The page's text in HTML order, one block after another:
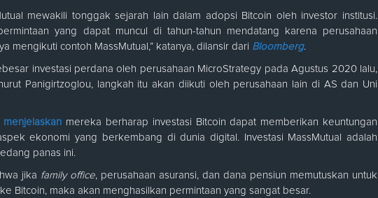
mewakili tonggak sejarah lain dalam adopsi Bitcoin oleh investor institusi.
yang dapat muncul di tahun-tahun mendatang karena perusahaan
mengikuti contoh MassMutual,” katanya, dilansir dari Bloomberg.
investasi perdana oleh perusahaan MicroStrategy pada Agustus 2020 lalu,
Panigirtzoglou, langkah itu akan diikuti oleh perusahaan lain di AS dan Uni
menjelaskan mereka berharap investasi Bitcoin dapat memberikan keuntungan
ekonomi yang berkembang di dunia digital. Investasi MassMutual adalah
panas ini.
jika family office, perusahaan asuransi, dan dana pensiun memutuskan untuk
Bitcoin, maka akan menghasilkan permintaan yang sangat besar.